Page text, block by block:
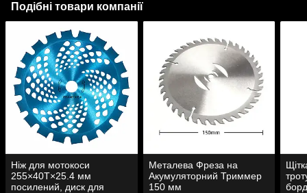
Подібні товари компанії
Ніж для мотокоси
255×40T×25.4 мм
посилений, диск для
Металева Фреза на
Акумуляторний Триммер
150 мм